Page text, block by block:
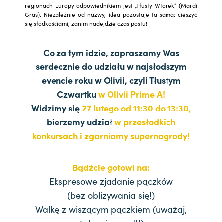
regionach Europy odpowiednikiem jest „Tłusty Wtorek” (Mardi
Gras). Niezależnie od nazwy, idea pozostaje ta sama: cieszyć
się słodkościami, zanim nadejdzie czas postu!
Co za tym idzie, zapraszamy Was
serdecznie do udziału w najsłodszym
evencie roku w Olivii, czyli Tłustym
Czwartkuw Olivii Prime A!
Widzimy się27 lutego od 11:30 do 13:30,
bierzemy udziałw przesłodkich
konkursach i zgarniamy supernagrody!
Bądźcie gotowi na:
Ekspresowe zjadanie pączków
(bez oblizywania się!)
Walkę z wiszącym pączkiem (uważaj,